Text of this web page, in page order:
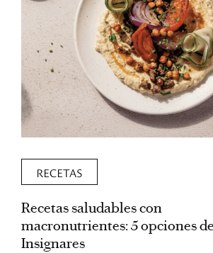
RECETAS
Recetas saludables con
macronutrientes: 5 opciones
Insignares